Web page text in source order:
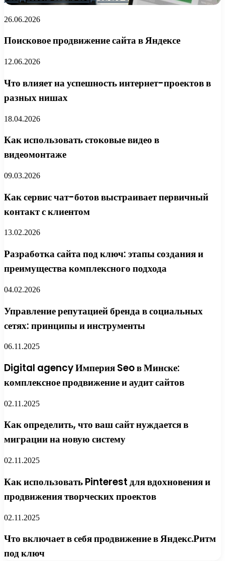
26.06.2026
Поисковое продвижение сайта в Яндексе
12.06.2026
Что влияет на успешность интернет-проектов в
разных нишах
18.04.2026
Как использовать стоковые видео в
видеомонтаже
09.03.2026
Как сервис чат-ботов выстраивает первичный
контакт с клиентом
13.02.2026
Разработка сайта под ключ: этапы создания и
преимущества комплексного подхода
04.02.2026
Управление репутацией бренда в социальных
сетях: принципы и инструменты
06.11.2025
Digital agency Империя Seo в Минске:
комплексное продвижение и аудит сайтов
02.11.2025
Как определить, что ваш сайт нуждается в
миграции на новую систему
02.11.2025
Как использовать Pinterest для вдохновения и
продвижения творческих проектов
02.11.2025
Что включает в себя продвижение в Яндекс.Ритм
под ключ